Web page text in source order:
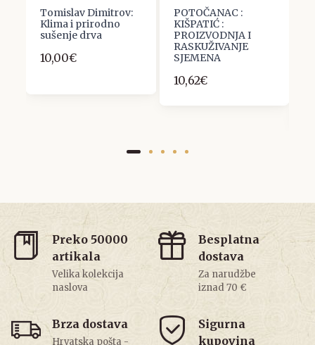
Tomislav Dimitrov:
Klima i prirodno
sušenje drva
10,00€
POTOČANAC :
KIŠPATIĆ :
PROIZVODNJA I
RASKUŽIVANJE
SJEMENA
10,62€
Preko 50000
artikala
Velika kolekcija
naslova
Besplatna
dostava
Za narudžbe
iznad 70 €
Brza dostava
Hrvatska pošta -
Sigurna
kupovina